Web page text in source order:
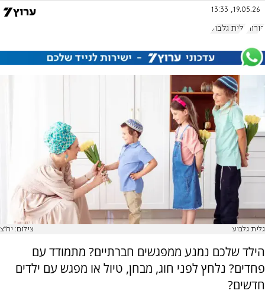
19.05.26, 13:33
הורות גלית גלבוע
גלית גלבוע צילום: יח"צ
הילד שלכם נמנע ממפגשים חברתיים? מתמודד עם
פחדים? נלחץ לפני חוג, מבחן, טיול או מפגש עם ילדים
חדשים?